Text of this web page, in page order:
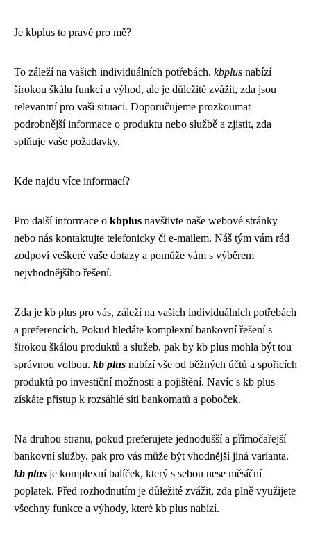
Je kbplus to pravé pro mě?
To záleží na vašich individuálních potřebách. kbplus nabízí
širokou škálu funkcí a výhod, ale je důležité zvážit, zda jsou
relevantní pro vaši situaci. Doporučujeme prozkoumat
podrobnější informace o produktu nebo službě a zjistit, zda
splňuje vaše požadavky.
Kde najdu více informací?
Pro další informace o kbplus navštivte naše webové stránky
nebo nás kontaktujte telefonicky či e-mailem. Náš tým vám rád
zodpoví veškeré vaše dotazy a pomůže vám s výběrem
nejvhodnějšího řešení.
Zda je kb plus pro vás, záleží na vašich individuálních potřebách
a preferencích. Pokud hledáte komplexní bankovní řešení s
širokou škálou produktů a služeb, pak by kb plus mohla být tou
správnou volbou. kb plus nabízí vše od běžných účtů a spořicích
produktů po investiční možnosti a pojištění. Navíc s kb plus
získáte přístup k rozsáhlé síti bankomatů a poboček.
Na druhou stranu, pokud preferujete jednodušší a přímočařejší
bankovní služby, pak pro vás může být vhodnější jiná varianta.
kb plus je komplexní balíček, který s sebou nese měsíční
poplatek. Před rozhodnutím je důležité zvážit, zda plně využijete
všechny funkce a výhody, které kb plus nabízí.